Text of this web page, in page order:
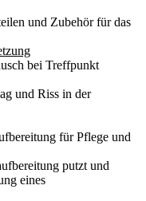
und Zubehör für das
bei Treffpunkt
für Pflege und